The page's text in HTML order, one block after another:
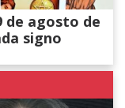
de agosto de
signo